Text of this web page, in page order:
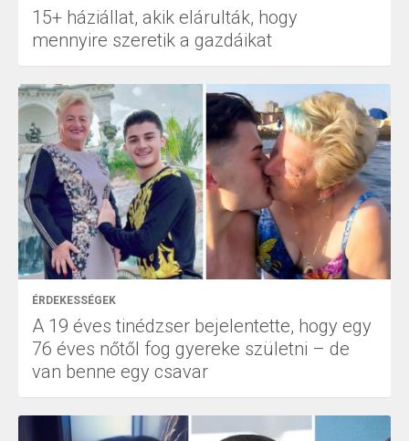
15+ háziállat, akik elárulták, hogy
mennyire szeretik a gazdáikat
ÉRDEKESSÉGEK
A 19 éves tinédzser bejelentette, hogy egy
76 éves nőtől fog gyereke születni – de
van benne egy csavar